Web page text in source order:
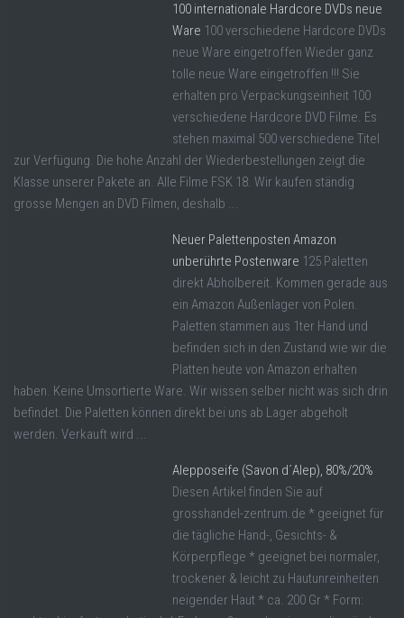
100 internationale Hardcore DVDs neue
Ware 100 verschiedene Hardcore DVDs
neue Ware eingetroffen Wieder ganz
tolle neue Ware eingetroffen !!! Sie
erhalten pro Verpackungseinheit 100
verschiedene Hardcore DVD Filme. Es
stehen maximal 500 verschiedene Titel
zur Verfügung. Die hohe Anzahl der Wiederbestellungen zeigt die
Klasse unserer Pakete an. Alle Filme FSK 18. Wir kaufen ständig
grosse Mengen an DVD Filmen, deshalb ...
Neuer Palettenposten Amazon
unberührte Postenware 125 Paletten
direkt Abholbereit. Kommen gerade aus
ein Amazon Außenlager von Polen.
Paletten stammen aus 1ter Hand und
befinden sich in den Zustand wie wir die
Platten heute von Amazon erhalten
haben. Keine Umsortierte Ware. Wir wissen selber nicht was sich drin
befindet. Die Paletten können direkt bei uns ab Lager abgeholt
werden. Verkauft wird ...
Alepposeife (Savon d´Alep), 80%/20%
Diesen Artikel finden Sie auf
grosshandel-zentrum.de * geeignet für
die tägliche Hand-, Gesichts- &
Körperpflege * geeignet bei normaler,
trockener & leicht zu Hautunreinheiten
neigender Haut * ca. 200 Gr * Form: